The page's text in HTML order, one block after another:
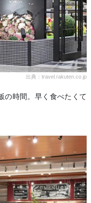
出典：travel.rakuten.co.jp
の時間。早く食べたくて